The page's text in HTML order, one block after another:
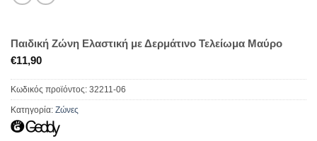
Παιδική Ζώνη Ελαστική με Δερμάτινο Τελείωμα Μαύρο
€11,90
Κωδικός προϊόντος: 32211-06
Κατηγορία: Ζώνες